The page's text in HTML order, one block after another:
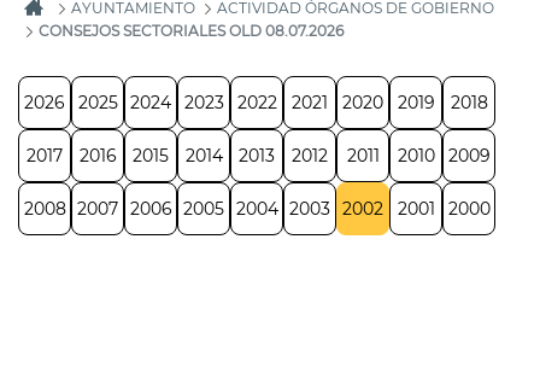
AYUNTAMIENTO
ACTIVIDAD ÓRGANOS DE GOBIERNO
CONSEJOS SECTORIALES OLD 08.07.2026
2026 2025 2024 2023 2022 2021 2020 2019 2018
2017 2016 2015 2014 2013 2012 2011 2010 2009
2008 2007 2006 2005 2004 2003 2002 2001 2000